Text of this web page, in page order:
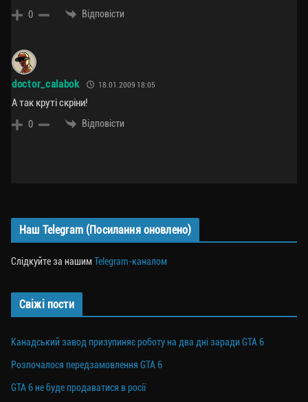
0 Відповісти
doctor_calabok 18.01.2009 18:05
А так круті скріни!
0 Відповісти
Наш Telegram (Посилання оновлено)
Слідкуйте за нашимTelegram-каналом
Свіжі пости
Канадський завод призупиняє роботу на два дні заради GTA 6
Розпочалося передзамовлення GTA 6
GTA 6 не буде продаватися в росії